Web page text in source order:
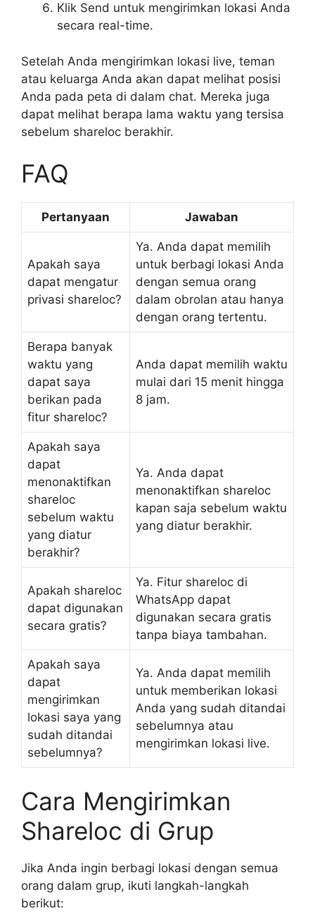
Klik Send untuk mengirimkan lokasi Anda
secara real-time.
Setelah Anda mengirimkan lokasi live, teman
atau keluarga Anda akan dapat melihat posisi
Anda pada peta di dalam chat. Mereka juga
dapat melihat berapa lama waktu yang tersisa
sebelum shareloc berakhir.
FAQ
Pertanyaan Jawaban
Apakah saya
dapat mengatur
privasi shareloc?
Ya. Anda dapat memilih
untuk berbagi lokasi Anda
dengan semua orang
dalam obrolan atau hanya
dengan orang tertentu.
Berapa banyak
waktu yang
dapat saya
berikan pada
fitur shareloc?
Anda dapat memilih waktu
mulai dari 15 menit hingga
8 jam.
Apakah saya
dapat
menonaktifkan
shareloc
sebelum waktu
yang diatur
berakhir?
Ya. Anda dapat
menonaktifkan shareloc
kapan saja sebelum waktu
yang diatur berakhir.
Apakah shareloc
dapat digunakan
secara gratis?
Ya. Fitur shareloc di
WhatsApp dapat
digunakan secara gratis
tanpa biaya tambahan.
Apakah saya
dapat
mengirimkan
lokasi saya yang
sudah ditandai
sebelumnya?
Ya. Anda dapat memilih
untuk memberikan lokasi
Anda yang sudah ditandai
sebelumnya atau
mengirimkan lokasi live.
Cara Mengirimkan
Shareloc di Grup
Jika Anda ingin berbagi lokasi dengan semua
orang dalam grup, ikuti langkah-langkah
berikut: